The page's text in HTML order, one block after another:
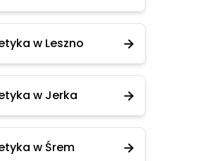
w Leszno
w Jerka
w Śrem